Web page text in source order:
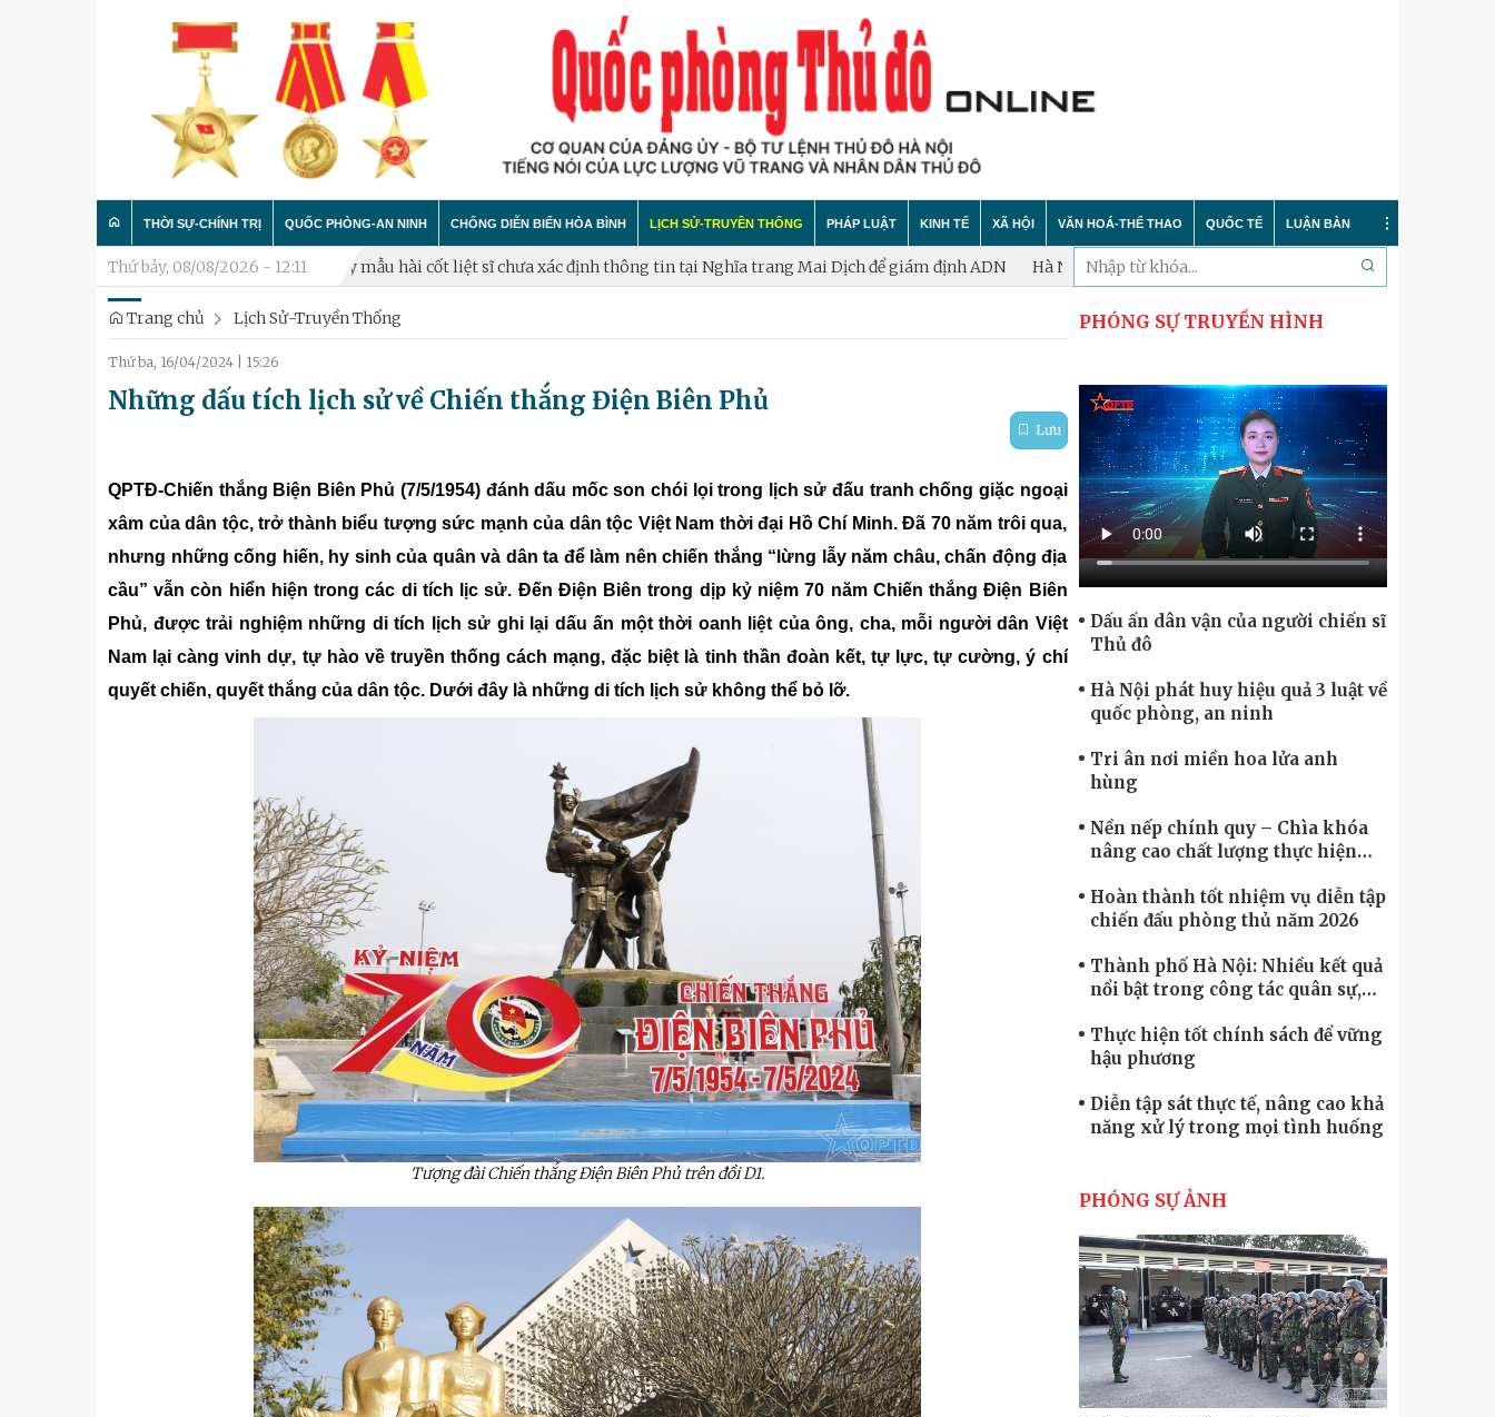
THỜI SỰ-CHÍNH TRỊ
Trong nước
Quân đội
Luận bàn
QUỐC PHÒNG-AN NINH
Công tác Đảng - Công tác Chính trị
Xây dựng đơn vị
Kỹ thuật
Hậu phương quân đội
Giáo dục Quốc phòng và An ninh
CHỐNG DIỄN BIẾN HÒA BÌNH LỊCH SỬ-TRUYỀN THỐNG
Lịch sử LLVT nhân dân Thủ đô Hà Nội
Chiến dịch 500 ngày đêm
PHÁP LUẬT
Cải cách hành chính, Chính phủ điện tử, Chuyển đổi số
KINH TẾ
Vấn đề và dư luận
XÃ HỘI
Giáo dục
Cải cách hành chính
VĂN HOÁ-THỂ THAO
Trong nước
Hà Nội thanh lịch
Nét đẹp Người chiến sỹ Thủ đô
QUỐC TẾ
Sự kiện
Bảo vệ chủ quyền biển đảo
Khoa học quân sự nước ngoài
LUẬN BÀN
Thứ bảy, 08/08/2026 - 12:11
thủ năm 2026 Triển khai lấy mẫu hài cốt liệt sĩ chưa xác định thông tin tại Nghĩa trang Mai Dịch để giám định ADN Hà Nội phấn đấu hoàn thành lấy mẫu xác định danh tính hài cốt liệt sĩ trong
Trang chủ Lịch Sử-Truyền Thống
Thứ ba, 16/04/2024 15:26
Những dấu tích lịch sử về Chiến thắng Điện Biên Phủ
Lưu
QPTĐ-Chiến thắng Biện Biên Phủ (7/5/1954) đánh dấu mốc son chói lọi trong lịch sử đấu tranh chống giặc ngoại
xâm của dân tộc, trở thành biểu tượng sức mạnh của dân tộc Việt Nam thời đại Hồ Chí Minh. Đã 70 năm trôi qua,
nhưng những cống hiến, hy sinh của quân và dân ta để làm nên chiến thắng “lừng lẫy năm châu, chấn động địa
cầu” vẫn còn hiển hiện trong các di tích lịc sử. Đến Điện Biên trong dịp kỷ niệm 70 năm Chiến thắng Điện Biên
Phủ, được trải nghiệm những di tích lịch sử ghi lại dấu ấn một thời oanh liệt của ông, cha, mỗi người dân Việt
Nam lại càng vinh dự, tự hào về truyền thống cách mạng, đặc biệt là tinh thần đoàn kết, tự lực, tự cường, ý chí
quyết chiến, quyết thắng của dân tộc. Dưới đây là những di tích lịch sử không thể bỏ lỡ.
Tượng đài Chiến thắng Điện Biên Phủ trên đồi D1.
PHÓNG SỰ TRUYỀN HÌNH
Dấu ấn dân vận của người chiến sĩ
Thủ đô
Hà Nội phát huy hiệu quả 3 luật về
quốc phòng, an ninh
Tri ân nơi miền hoa lửa anh
hùng
Nền nếp chính quy – Chìa khóa
nâng cao chất lượng thực hiện
Hoàn thành tốt nhiệm vụ diễn tập
chiến đấu phòng thủ năm 2026
Thành phố Hà Nội: Nhiều kết quả
nổi bật trong công tác quân sự,
Thực hiện tốt chính sách để vững
hậu phương
Diễn tập sát thực tế, nâng cao khả
năng xử lý trong mọi tình huống
vệ “vững mạnh, rộng khắp” ngay
Trung đoàn Pháo binh 452: Huấn
luyện giỏi nâng cao sức mạnh
chiến đấu
Tiểu đoàn Thiết giáp hoàn thành
tốt diễn tập chiến thuật có bắn đạn
thật
Nơi sinh viên rèn ý trí, luyện kỹ
năng
PHÓNG SỰ ẢNH